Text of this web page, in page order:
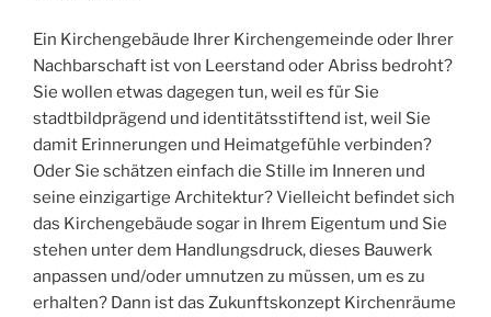
Ein Kirchengebäude Ihrer Kirchengemeinde oder Ihrer
Nachbarschaft ist von Leerstand oder Abriss bedroht?
Sie wollen etwas dagegen tun, weil es für Sie
stadtbildprägend und identitätsstiftend ist, weil Sie
damit Erinnerungen und Heimatgefühle verbinden?
Oder Sie schätzen einfach die Stille im Inneren und
seine einzigartige Architektur? Vielleicht befindet sich
das Kirchengebäude sogar in Ihrem Eigentum und Sie
stehen unter dem Handlungsdruck, dieses Bauwerk
anpassen und/oder umnutzen zu müssen, um es zu
erhalten? Dann ist das Zukunftskonzept Kirchenräume